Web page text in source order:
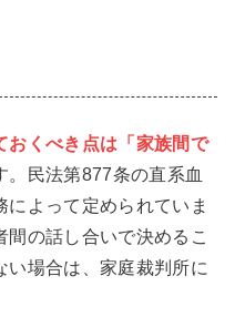
おくべき点は「家族間で
。民法第877条の直系血
よって定められていま
の話し合いで決めるこ
い場合は、家庭裁判所に